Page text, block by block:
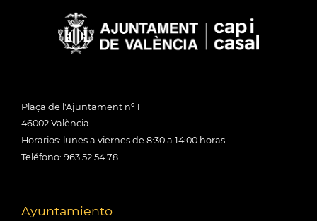
Plaça de l'Ajuntament nº 1
46002 València
Horarios: lunes a viernes de 8:30 a 14:00 horas
Teléfono: 963 52 54 78
Ayuntamiento